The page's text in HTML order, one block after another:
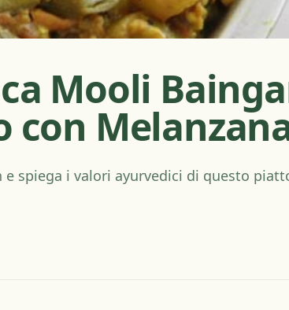
Mooli
con
spiega i valori ayurvedici di questo